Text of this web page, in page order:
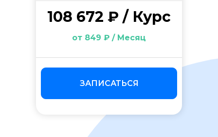
108 672 ₽ / Курс
от 849 ₽ / Месяц
ЗАПИСАТЬСЯ